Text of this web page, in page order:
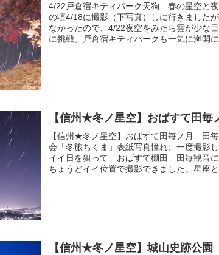
4/22戸倉宿キティパーク天狗 春の星空と
の頃4/18に撮影（下写真）しに行きました
なかったので、4/22夜空をみたら雲が少な
に挑戦。戸倉宿キティパークも一気に満開に
【信州★冬ノ星空】おばすて田
【信州★冬ノ星空】おばすて田毎ノ月 田
会「冬旅ちくま」表紙写真憧れ、一度撮影
イイ日を狙って おばすて棚田 田毎観音
ちょうどイイ位置で撮影できました。星座と
【信州★冬ノ星空】城山史跡公